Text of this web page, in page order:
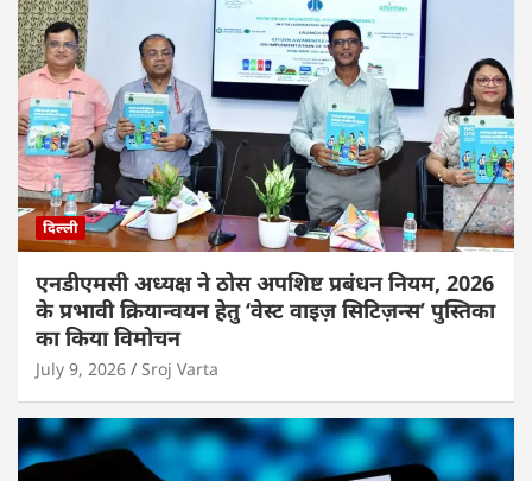
दिल्ली
एनडीएमसी अध्यक्ष ने ठोस अपशिष्ट प्रबंधन नियम, 2026
के प्रभावी क्रियान्वयन हेतु ‘वेस्ट वाइज़ सिटिज़न्स’ पुस्तिका
का किया विमोचन
July 9, 2026 Sroj Varta